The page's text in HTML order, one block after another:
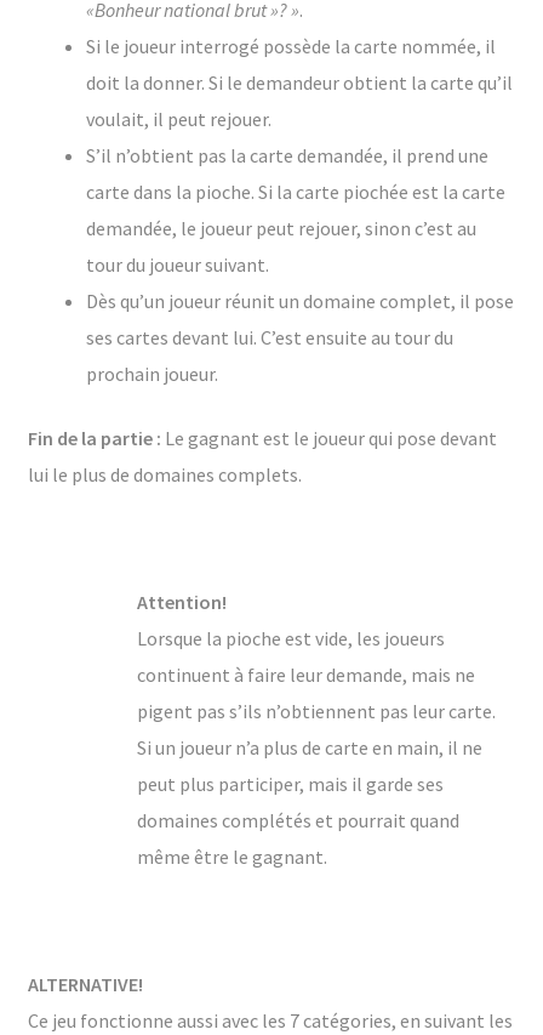
«Bonheur national brut »? ».
Si le joueur interrogé possède la carte nommée, il
doit la donner. Si le demandeur obtient la carte qu’il
voulait, il peut rejouer.
S’il n’obtient pas la carte demandée, il prend une
carte dans la pioche. Si la carte piochée est la carte
demandée, le joueur peut rejouer, sinon c’est au
tour du joueur suivant.
Dès qu’un joueur réunit un domaine complet, il pose
ses cartes devant lui. C’est ensuite au tour du
prochain joueur.
Fin de la partie : Le gagnant est le joueur qui pose devant
lui le plus de domaines complets.
Attention!
Lorsque la pioche est vide, les joueurs
continuent à faire leur demande, mais ne
pigent pas s’ils n’obtiennent pas leur carte.
Si un joueur n’a plus de carte en main, il ne
peut plus participer, mais il garde ses
domaines complétés et pourrait quand
même être le gagnant.
ALTERNATIVE!
Ce jeu fonctionne aussi avec les 7 catégories, en suivant les